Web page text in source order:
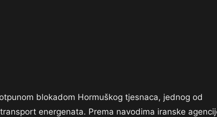
blokadom Hormuškog tjesnaca, jednog od
energenata. Prema navodima iranske